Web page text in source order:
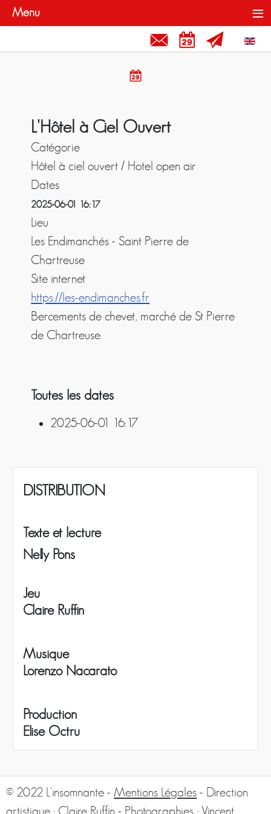
Contact et Liens
Rendez-vous
L'Hôtel à Ciel Ouvert
Catégorie
Hôtel à ciel ouvert / Hotel open air
Dates
2025-06-01 16:17
Lieu
Les Endimanchés - Saint Pierre de
Chartreuse
Site internet
https://les-endimanches.fr
Bercements de chevet, marché de St Pierre
de Chartreuse.
Toutes les dates
2025-06-01 16:17
DISTRIBUTION
Texte et lecture
Nelly Pons
Jeu
Claire Ruffin
Musique
Lorenzo Nacarato
Production
Elise Octru
© 2022 L'insomnante -Mentions Légales - Direction
artistique : Claire Ruffin - Photographies : Vincent
Menu ≡